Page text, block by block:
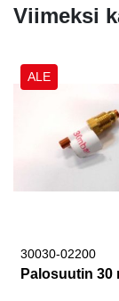
Viimeksi
ALE
30030-02200
Palosuutin 30